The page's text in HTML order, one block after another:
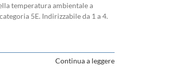
temperatura ambientale a
5E. Indirizzabile da 1 a 4.
Continua a leggere